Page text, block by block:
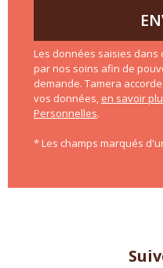
Les données saisies
par nos soins afin de
demande. Tamera
vos données, en savoir
Personnelles.
* Les champs marqués